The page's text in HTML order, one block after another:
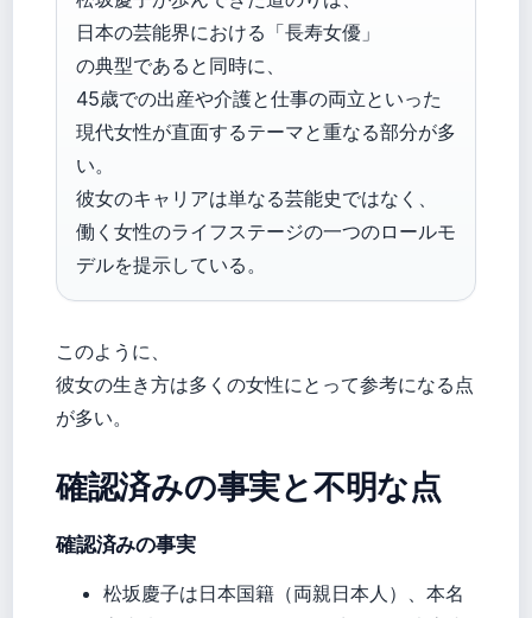
日本の芸能界における「長寿女優」
の典型であると同時に、
45歳での出産や介護と仕事の両立といった
現代女性が直面するテーマと重なる部分が多
い。
彼女のキャリアは単なる芸能史ではなく、
働く女性のライフステージの一つのロールモ
デルを提示している。
このように、
彼女の生き方は多くの女性にとって参考になる点
が多い。
確認済みの事実と不明な点
確認済みの事実
松坂慶子は日本国籍（両親日本人）、本名